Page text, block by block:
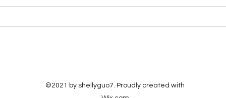
章、第十二章、第十三章、第十四
二十八章、第二十九章、第三十
章、第三十一章、第三十二章、第
伯记
©2021 by shellyguo7. Proudly created with